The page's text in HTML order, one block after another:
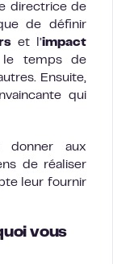
directrice de
de définir
et l’impact
le temps de
Ensuite,
qui
donner aux
de réaliser
leur fournir
vous